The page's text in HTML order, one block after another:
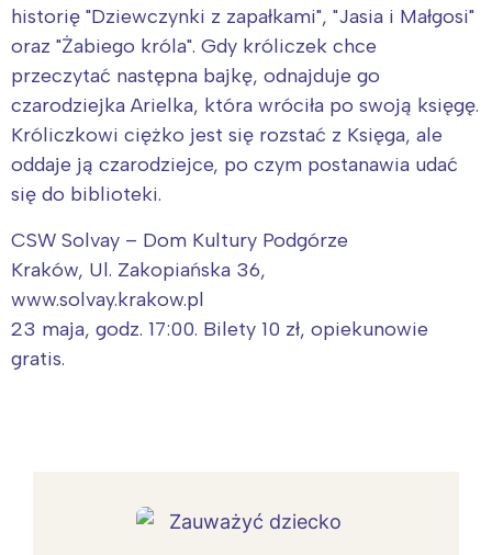
historię "Dziewczynki z zapałkami", "Jasia i Małgosi"
oraz "Żabiego króla". Gdy króliczek chce
przeczytać następna bajkę, odnajduje go
czarodziejka Arielka, która wróciła po swoją księgę.
Króliczkowi ciężko jest się rozstać z Księga, ale
oddaje ją czarodziejce, po czym postanawia udać
się do biblioteki.
CSW Solvay – Dom Kultury Podgórze
Kraków, Ul. Zakopiańska 36,
www.solvay.krakow.pl
23 maja, godz. 17:00. Bilety 10 zł, opiekunowie
gratis.